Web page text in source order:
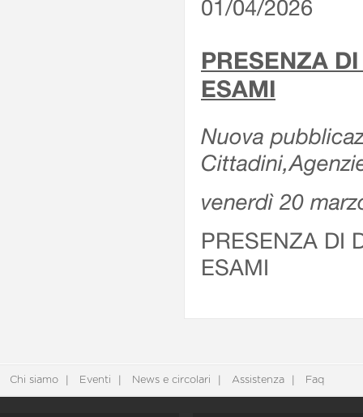
01/04/2026
PRESENZA
ESAMI
Nuova
venerdì 20
PRESENZA DI
ESAMI
Chi siamo Eventi News e circolari Assistenza Faq